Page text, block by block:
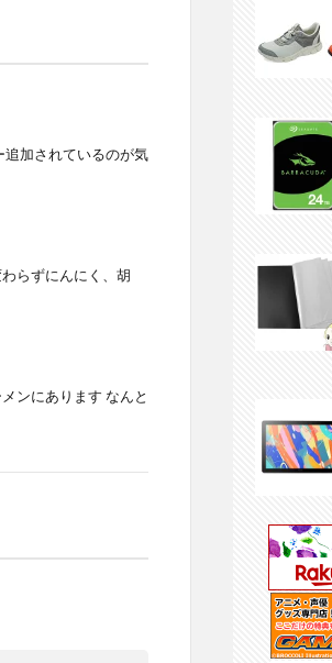
加されているのが気
らずにんにく、胡
ンにあります なんと